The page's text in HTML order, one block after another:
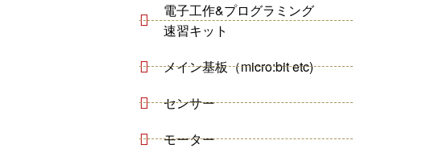
電子工作&プログラミング
速習キット
メイン基板（micro:bit etc)
センサー
モーター